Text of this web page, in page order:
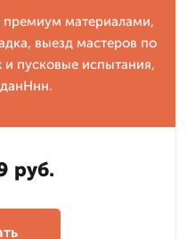
премиум материалами,
выезд мастеров по
пусковые испытания,
руб.